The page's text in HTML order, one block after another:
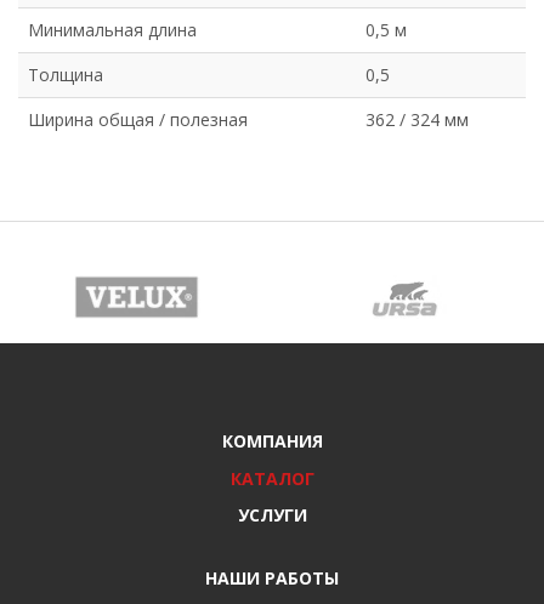
Минимальная длина
0,5 м
Толщина
0,5
Ширина общая / полезная
362 / 324 мм
КОМПАНИЯ
КАТАЛОГ
УСЛУГИ
НАШИ РАБОТЫ